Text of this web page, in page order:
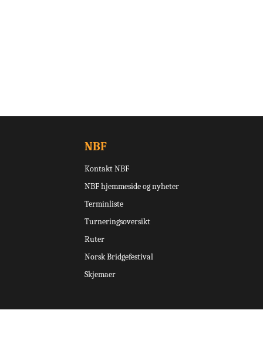
NBF
Kontakt NBF
NBF hjemmeside og nyheter
Terminliste
Turneringsoversikt
Ruter
Norsk Bridgefestival
Skjemaer